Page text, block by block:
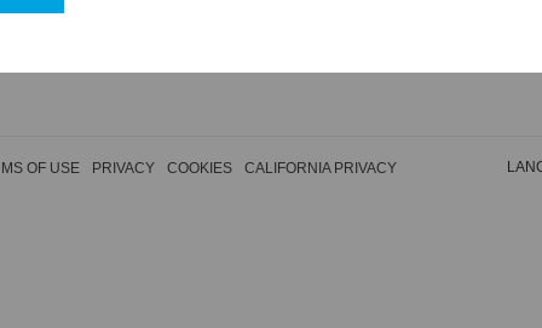
OF USE PRIVACY COOKIES CALIFORNIA PRIVACY